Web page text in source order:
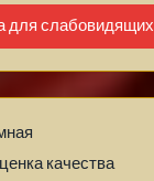
для слабовидящих
качества